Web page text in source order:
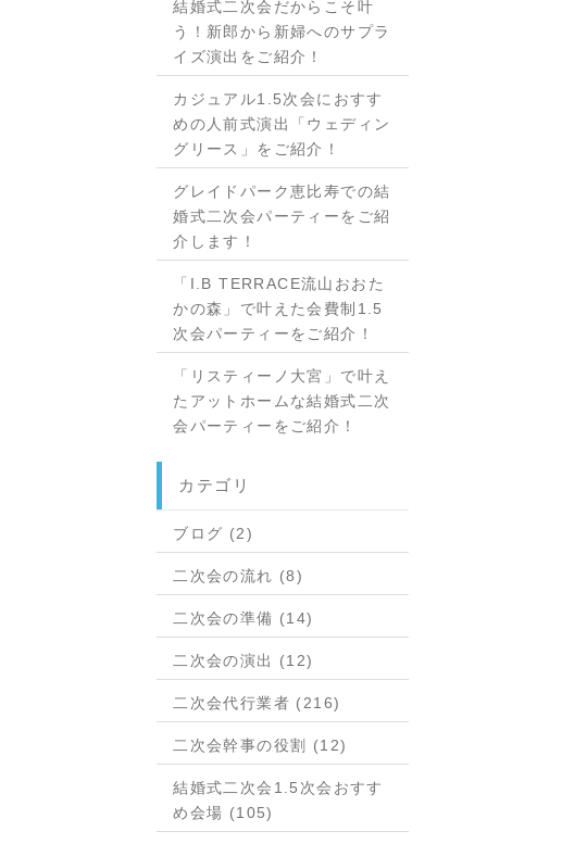
結婚式二次会だからこそ叶
う！新郎から新婦へのサプラ
イズ演出をご紹介！
カジュアル1.5次会におすす
めの人前式演出「ウェディン
グリース」をご紹介！
グレイドパーク恵比寿での結
婚式二次会パーティーをご紹
介します！
「I.B TERRACE流山おおた
かの森」で叶えた会費制1.5
次会パーティーをご紹介！
「リスティーノ大宮」で叶え
たアットホームな結婚式二次
会パーティーをご紹介！
カテゴリ
ブログ (2)
二次会の流れ (8)
二次会の準備 (14)
二次会の演出 (12)
二次会代行業者 (216)
二次会幹事の役割 (12)
結婚式二次会1.5次会おすす
め会場 (105)